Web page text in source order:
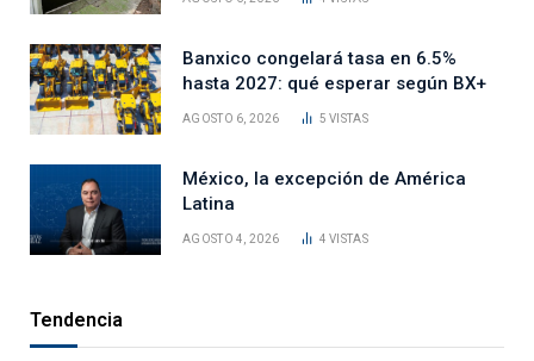
Banxico congelará tasa en 6.5%
hasta 2027: qué esperar según BX+
AGOSTO 6, 2026 5VISTAS
México, la excepción de América
Latina
AGOSTO 4, 2026 4VISTAS
Tendencia